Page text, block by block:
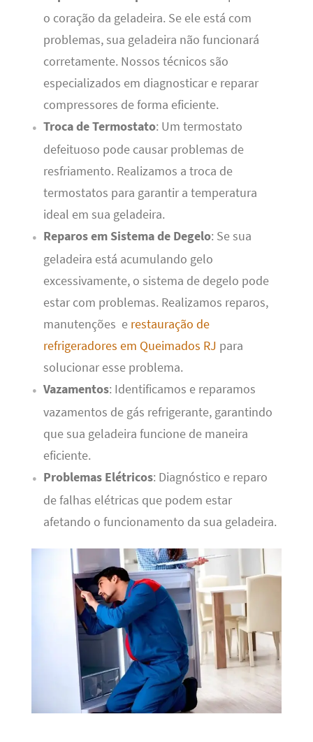
o coração da geladeira. Se ele está com
problemas, sua geladeira não funcionará
corretamente. Nossos técnicos são
especializados em diagnosticar e reparar
compressores de forma eficiente.
Troca de Termostato: Um termostato
defeituoso pode causar problemas de
resfriamento. Realizamos a troca de
termostatos para garantir a temperatura
ideal em sua geladeira.
Reparos em Sistema de Degelo: Se sua
geladeira está acumulando gelo
excessivamente, o sistema de degelo pode
estar com problemas. Realizamos reparos,
manutenções e restauração de
refrigeradores em Queimados RJ para
solucionar esse problema.
Vazamentos: Identificamos e reparamos
vazamentos de gás refrigerante, garantindo
que sua geladeira funcione de maneira
eficiente.
Problemas Elétricos: Diagnóstico e reparo
de falhas elétricas que podem estar
afetando o funcionamento da sua geladeira.